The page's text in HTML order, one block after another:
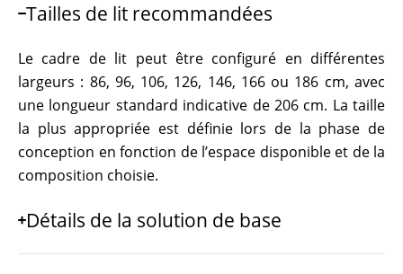
Tailles de lit recommandées
Le cadre de lit peut être configuré en différentes
largeurs : 86, 96, 106, 126, 146, 166 ou 186 cm, avec
une longueur standard indicative de 206 cm. La taille
la plus appropriée est définie lors de la phase de
conception en fonction de l’espace disponible et de la
composition choisie.
Détails de la solution de base